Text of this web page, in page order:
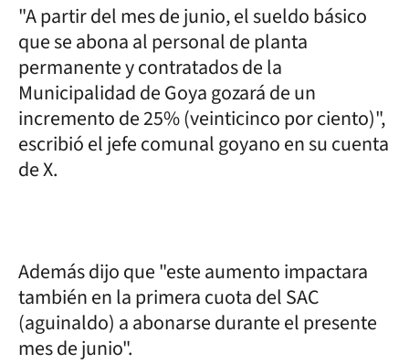
"A partir del mes de junio, el sueldo básico
que se abona al personal de planta
permanente y contratados de la
Municipalidad de Goya gozará de un
incremento de 25% (veinticinco por ciento)",
escribió el jefe comunal goyano en su cuenta
de X.
Además dijo que "este aumento impactara
también en la primera cuota del SAC
(aguinaldo) a abonarse durante el presente
mes de junio".